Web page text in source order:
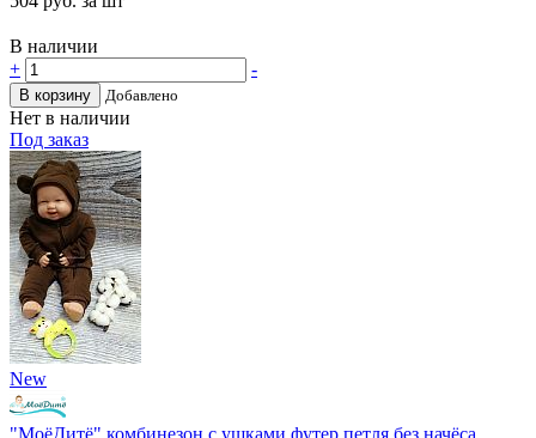
В наличии
+
-
В корзину Добавлено
Нет в наличии
Под заказ
New